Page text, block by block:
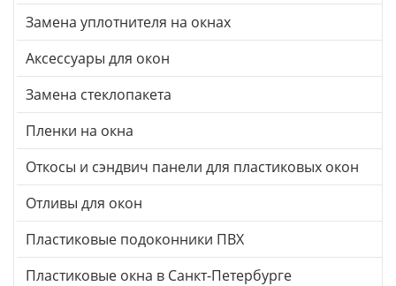
Замена уплотнителя на окнах
Аксессуары для окон
Замена стеклопакета
Пленки на окна
Откосы и сэндвич панели для пластиковых окон
Отливы для окон
Пластиковые подоконники ПВХ
Пластиковые окна в Санкт-Петербурге